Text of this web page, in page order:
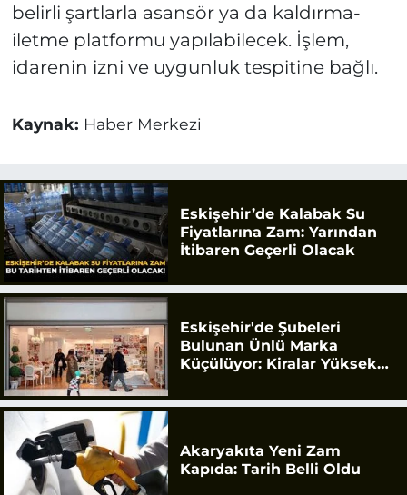
belirli şartlarla asansör ya da kaldırma-
iletme platformu yapılabilecek. İşlem,
idarenin izni ve uygunluk tespitine bağlı.
Kaynak: Haber Merkezi
Eskişehir’de Kalabak Su
Fiyatlarına Zam: Yarından
İtibaren Geçerli Olacak
Eskişehir'de Şubeleri
Bulunan Ünlü Marka
Küçülüyor: Kiralar Yüksek
Akaryakıta Yeni Zam
Kapıda: Tarih Belli Oldu